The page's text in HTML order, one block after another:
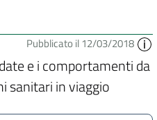
Pubblicato il 12/03/2018
e i comportamenti da
sanitari in viaggio